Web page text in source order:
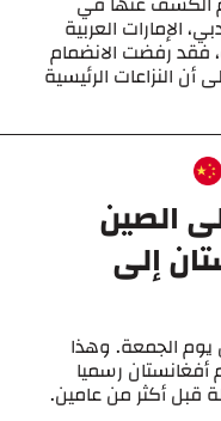
الإمارات العربية
فقد رفضت الانضمام
أن النزاعات الرئيسية
الصين
إلى
يوم الجمعة. وهذا
أفغانستان رسميا
قبل أكثر من عامين.